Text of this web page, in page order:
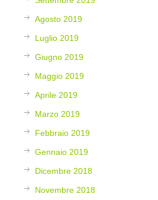
Agosto 2019
Luglio 2019
Giugno 2019
Maggio 2019
Aprile 2019
Marzo 2019
Febbraio 2019
Gennaio 2019
Dicembre 2018
Novembre 2018